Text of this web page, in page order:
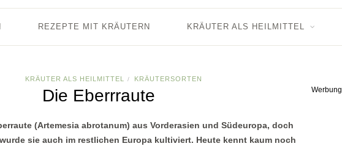
REZEPTE MIT KRÄUTERN KRÄUTER ALS HEILMITTEL
KRÄUTER ALS HEILMITTEL / KRÄUTERSORTEN
Die Eberrraute Werbung
(Artemesia abrotanum) aus Vorderasien und Südeuropa, doch
sie auch im restlichen Europa kultiviert. Heute kennt kaum noch